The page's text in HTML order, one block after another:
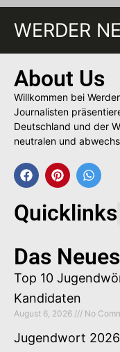
WERDER
About Us
Willkommen bei
Journalisten
Deutschland und der
neutralen und
Quicklinks
Das
Top 10
Kandidaten
August 6, 2026 No
Jugendwort